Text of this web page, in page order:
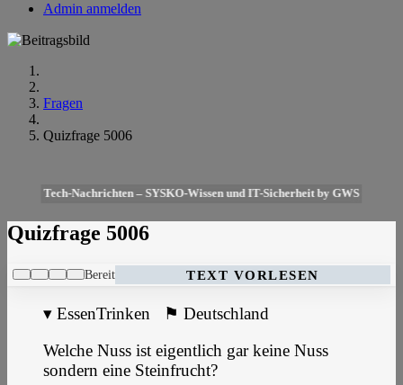
Admin anmelden
Fragen
Quizfrage 5006
Tech-Nachrichten – SYSKO-Wissen und IT-Sicherheit by GWS
Quizfrage 5006
Bereit TEXT VORLESEN
▾ EssenTrinken ⚑ Deutschland
Welche Nuss ist eigentlich gar keine Nuss
sondern eine Steinfrucht?